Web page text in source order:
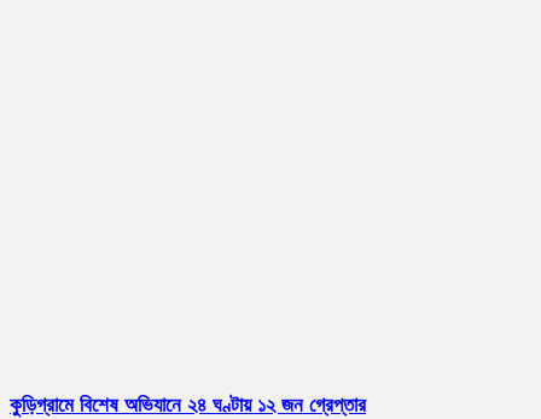
কুড়িগ্রামে বিশেষ অভিযানে ২৪ ঘণ্টায় ১২ জন গ্রেপ্তার